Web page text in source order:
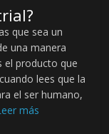
que sea un
una manera
el producto que
lees que la
el ser humano,
más